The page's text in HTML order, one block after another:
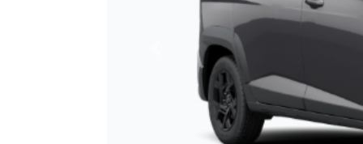
Previous